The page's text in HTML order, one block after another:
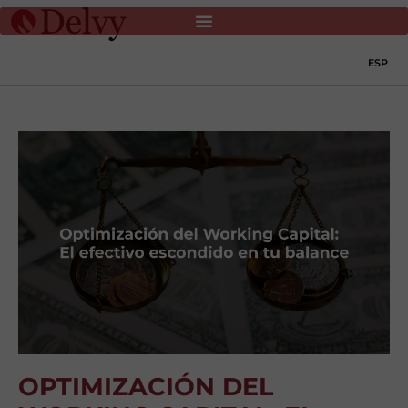
ESP
OPTIMIZACIÓN DEL